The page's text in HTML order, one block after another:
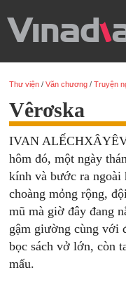
Thư viện /Văn chương /Truyện
Vêrơska
IVAN
hôm đó, một ngày
kính và bước ra ngoài
choàng mỏng rộng,
mũ mà giờ đây đang
gậm giường cùng với
bọc sách vở lớn, còn
mấu.